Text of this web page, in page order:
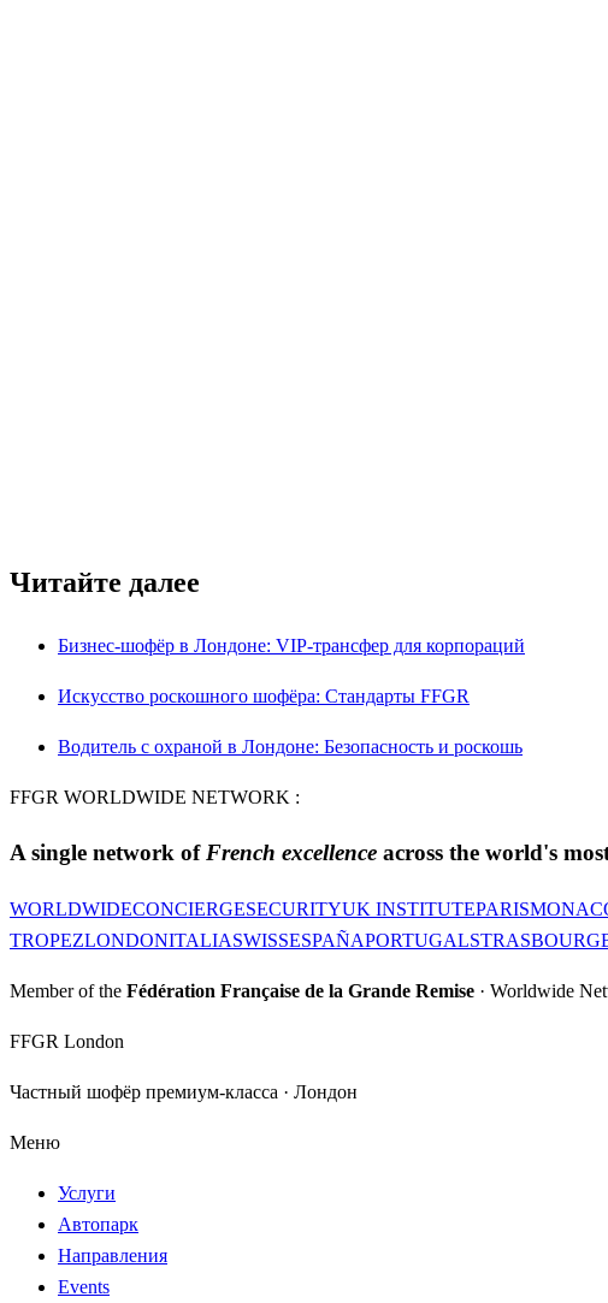
Читайте далее
Бизнес-шофёр в Лондоне: VIP-трансфер для корпораций
Искусство роскошного шофёра: Стандарты FFGR
Водитель с охраной в Лондоне: Безопасность и роскошь
FFGR WORLDWIDE NETWORK :
A single network of French excellence across the world's
WORLDWIDECONCIERGESECURITYUK INSTITUTEPARIS
TROPEZLONDONITALIASWISSESPAÑAPORTUGALSTRASBOURG
Member of the Fédération Française de la Grande Remise · Worldwide
FFGR London
Частный шофёр премиум-класса · Лондон
Меню
Услуги
Автопарк
Направления
Events